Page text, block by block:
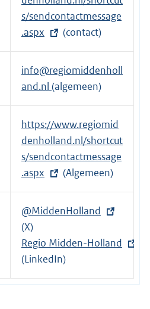
n
e
l
i
t
e
r
n
n
k
:
s/sendcontactmessage
.aspx
(contact)
info@regiomiddenholl
and.nl (algemeen)
E
x
t
e
r
n
e
l
i
k
https://www.regiomid
denholland.nl/shortcut
s/sendcontactmessage
.aspx
(Algemeen)
E
x
t
e
r
@MiddenHolland
(X)
E
x
t
Regio Midden-Holland
(LinkedIn)